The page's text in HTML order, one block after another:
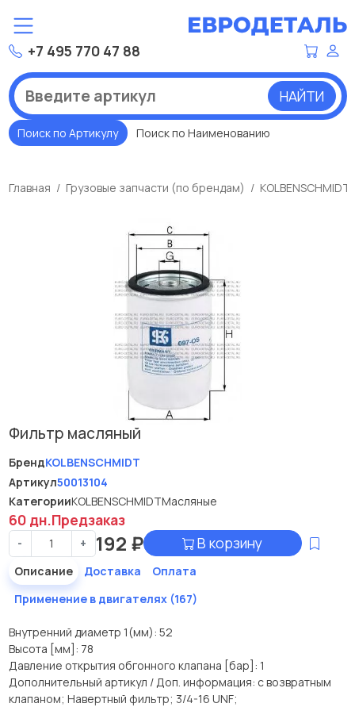
+7 495 770 47 88
НАЙТИ
Поиск по Артикулу Поиск по Наименованию
Главная Грузовые запчасти (по брендам) KOLBENSCHMIDT
Фильтр масляный
БрендKOLBENSCHMIDT
Артикул50013104
КатегорииKOLBENSCHMIDTМасляные
60 дн.Предзаказ
- + 192 ₽ В корзину
Описание Доставка
Оплата
Применение в двигателях (167)
Внутренний диаметр 1(мм): 52
Высота [мм]: 78
Давление открытия обгонного клапана [бар]: 1
Дополнительный артикул / Доп. информация: с возвратным
клапаном; Навертный фильтр; 3/4-16 UNF;